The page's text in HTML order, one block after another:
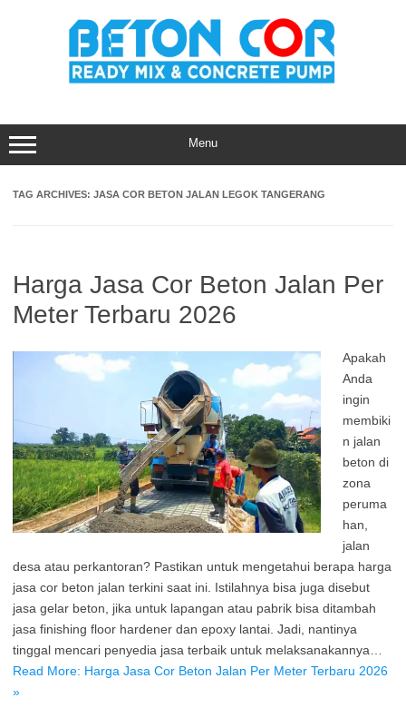
Menu
TAG ARCHIVES: JASA COR BETON JALAN LEGOK TANGERANG
Harga Jasa Cor Beton Jalan Per
Meter Terbaru 2026
Apakah
Anda
ingin
membiki
n jalan
beton di
zona
peruma
han,
jalan
desa atau perkantoran? Pastikan untuk mengetahui berapa harga
jasa cor beton jalan terkini saat ini. Istilahnya bisa juga disebut
jasa gelar beton, jika untuk lapangan atau pabrik bisa ditambah
jasa finishing floor hardener dan epoxy lantai. Jadi, nantinya
tinggal mencari penyedia jasa terbaik untuk melaksanakannya…
Read More: Harga Jasa Cor Beton Jalan Per Meter Terbaru 2026
»